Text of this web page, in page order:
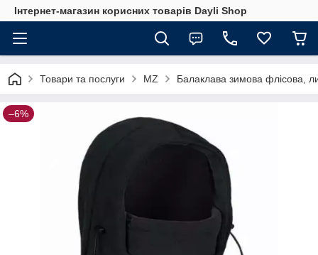
Інтернет-магазин корисних товарів Dayli Shop
Товари та послуги MZ Балаклава зимова флісова,
–6%